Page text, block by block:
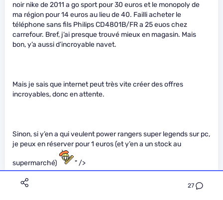
27
noir nike de 2011 a go sport pour 30 euros et le monopoly de
ma région pour 14 euros au lieu de 40. Failli acheter le
téléphone sans fils Philips CD4801B/FR a 25 euos chez
carrefour. Bref, j’ai presque trouvé mieux en magasin. Mais
bon, y’a aussi d’incroyable navet.
Mais je sais que internet peut très vite créer des offres
incroyables, donc en attente.
Sinon, si y’en a qui veulent power rangers super legends sur pc,
je peux en réserver pour 1 euros (et y’en a un stock au
supermarché) " />